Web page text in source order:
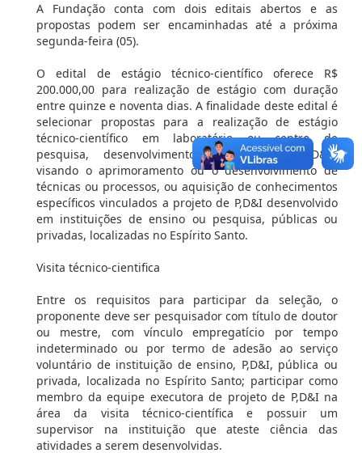
A Fundação conta com dois editais abertos e as
propostas podem ser encaminhadas até a próxima
segunda-feira (05).
O edital de estágio técnico-científico oferece R$
200.000,00 para realização de estágio com duração
entre quinze e noventa dias. A finalidade deste edital é
selecionar propostas para a realização de estágio
técnico-científico em laboratório ou centro de
pesquisa, desenvolvimento ou inovação (P,D&I),
visando o aprimoramento ou o desenvolvimento de
técnicas ou processos, ou aquisição de conhecimentos
específicos vinculados a projeto de P,D&I desenvolvido
em instituições de ensino ou pesquisa, públicas ou
privadas, localizadas no Espírito Santo.
Visita técnico-cientifica
Entre os requisitos para participar da seleção, o
proponente deve ser pesquisador com título de doutor
ou mestre, com vínculo empregatício por tempo
indeterminado ou por termo de adesão ao serviço
voluntário de instituição de ensino, P,D&I, pública ou
privada, localizada no Espírito Santo; participar como
membro da equipe executora de projeto de P,D&I na
área da visita técnico-científica e possuir um
supervisor na instituição que ateste ciência das
atividades a serem desenvolvidas.